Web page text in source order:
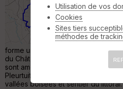
Randonnée
Le bassin
mer par le
forme une véritable mer intérieure.
du Châtelier à la Vicomté-sur-
sont aménagées pour la
Pleurtuit propose un itinéraire varié
vallées boisées et sentier du
Utilisation de vos
Cookies
Sites tiers
méthodes de